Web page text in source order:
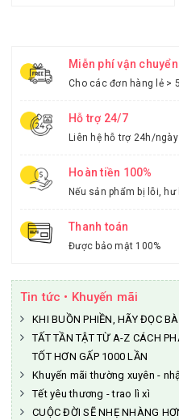
Miễn phí vận chuyển
Cho các đơn hàng lẻ >
Hỗ trợ 24/7
Liên hệ hỗ trợ 24h/ngày
Hoàn tiền 100%
Nếu sản phẩm bị lỗi, hư
Thanh toán
Được bảo mật 100%
Tin tức • Khuyến mãi
KHI BUỒN PHIỀN, HÃY ĐỌC
TẤT TẦN TẬT TỪ A-Z CÁCH
TỐT HƠN GẤP 1000 LẦN
Khuyến mãi thường xuyên -
Tết yêu thương - trao lì xì
CUỘC ĐỜI SẼ NHẸ NHÀNG